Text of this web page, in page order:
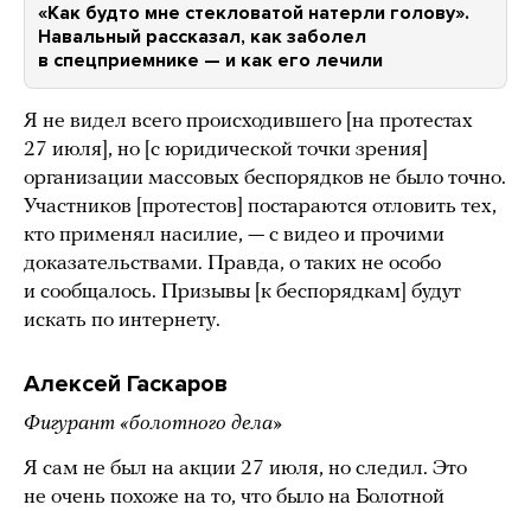
«Как будто мне стекловатой натерли голову».
Навальный рассказал, как заболел
в спецприемнике — и как его лечили
Я не видел всего происходившего [на протестах
27 июля], но [с юридической точки зрения]
организации массовых беспорядков не было точно.
Участников [протестов] постараются отловить тех,
кто применял насилие, — с видео и прочими
доказательствами. Правда, о таких не особо
и сообщалось. Призывы [к беспорядкам] будут
искать по интернету.
Алексей Гаскаров
Фигурант «болотного дела»
Я сам не был на акции 27 июля, но следил. Это
не очень похоже на то, что было на Болотной